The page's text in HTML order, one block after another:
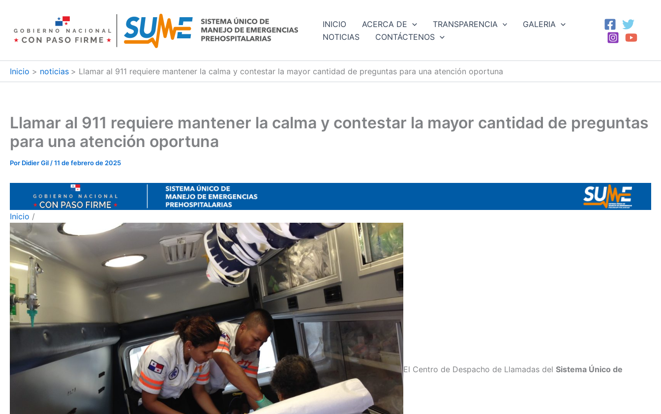
contenido
INICIO ACERCA DE TRANSPARENCIA
GALERIA
NOTICIAS
CONTÁCTENOS
Inicio noticias Llamar al 911 requiere mantener la calma y contestar la mayor cantidad de preguntas para una atención oportuna
Llamar al 911 requiere mantener la calma y contestar la mayor cantidad de preguntas
para una atención oportuna
Por Didier Gil /11 de febrero de 2025
Inicio /
El Centro de Despacho de Llamadas del Sistema Único de